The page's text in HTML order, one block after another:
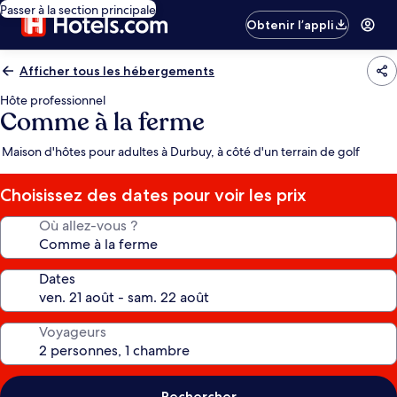
Passer à la section principale
Obtenir l’appli
Afficher tous les hébergements
Hôte professionnel
Comme à la ferme
Maison d'hôtes pour adultes à Durbuy, à côté d'un terrain de golf
Choisissez des dates pour voir les prix
Où allez-vous ?
Dates
Voyageurs